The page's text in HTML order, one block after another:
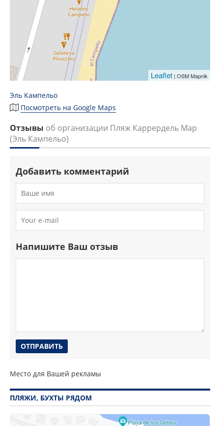
Leaflet | OSM Mapnik
Эль Кампельо
Посмотреть на Google Maps
Отзывы об организации Пляж Каррердель Мар
(Эль Кампельо)
Добавить комментарий
Напишите Ваш отзыв
Место для Вашей рекламы
ПЛЯЖИ, БУХТЫ РЯДОМ